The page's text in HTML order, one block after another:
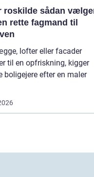
sådan vælger
rette fagmand til
lofter eller facader
til en opfriskning, kigger
boligejere efter en maler